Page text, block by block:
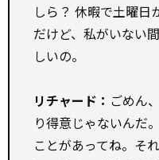
しら？ 休暇で土曜日
だけど、私がいない
しいの。
リチャード： ごめん
り得意じゃないんだ
ことがあってね。そ